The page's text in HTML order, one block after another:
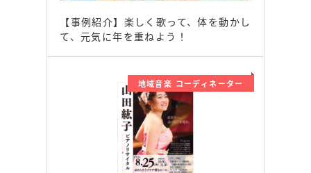
【事例紹介】楽しく歌って、体を動かし
て、元気に年を重ねよう！
地域音楽 コーディネーター